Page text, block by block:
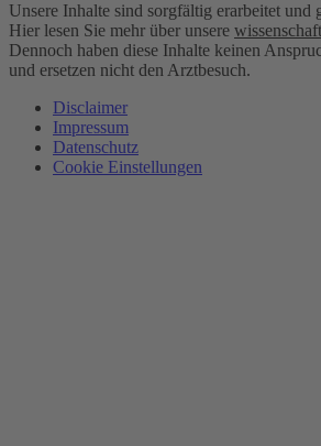
Unsere Inhalte sind sorgfältig erarbeitet und
Hier lesen Sie mehr über unsere
Dennoch haben diese Inhalte keinen
und ersetzen nicht den Arztbesuch.
Disclaimer
Impressum
Datenschutz
Cookie Einstellungen